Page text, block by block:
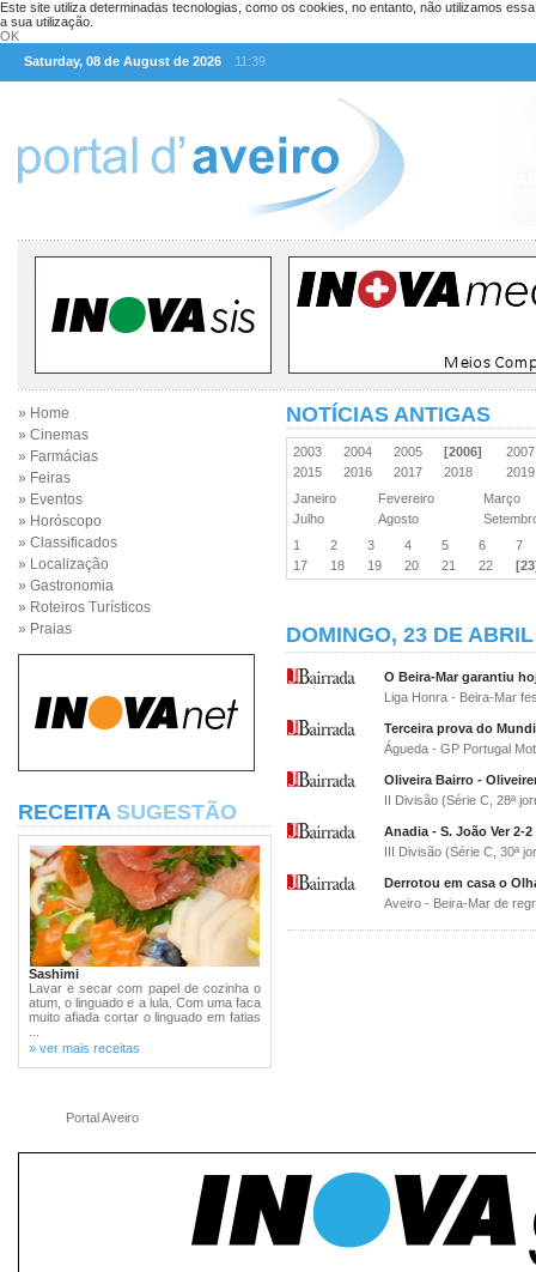
Este site utiliza determinadas tecnologias, como os cookies, no entanto, não utilizamos
a sua utilização.
OK
Saturday, 08 de August de 2026
11:39
» Home
» Cinemas
» Farmácias
» Feiras
» Eventos
» Horóscopo
» Classificados
» Localização
» Gastronomia
» Roteiros Turísticos
» Praias
RECEITA SUGESTÃO
Sashimi
Lavar e secar com papel de cozinha o
atum, o linguado e a lula. Com uma faca
muito afiada cortar o linguado em fatias
» ver mais receitas
Portal Aveiro
NOTÍCIAS ANTIGAS
2003 2004 2005 [2006]
2015
2016 2017 2018
Janeiro
Fevereiro
Março
Julho
Agosto
1
2 3 4 5 6
7
17
18 19 20 21 22
DOMINGO, 23 DE
O Beira-Mar garantiu
Liga Honra - Beira-Mar
Terceira prova do
Águeda - GP Portugal
Oliveira Bairro -
II Divisão (Série C, 28ª
Anadia - S. João Ver 2-2
III Divisão (Série C, 30ª
Derrotou em casa o
Aveiro - Beira-Mar de